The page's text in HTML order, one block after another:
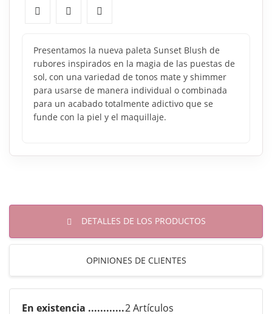
Presentamos la nueva paleta Sunset Blush de
rubores inspirados en la magia de las puestas de
sol, con una variedad de tonos mate y shimmer
para usarse de manera individual o combinada
para un acabado totalmente adictivo que se
funde con la piel y el maquillaje.
DETALLES DE LOS PRODUCTOS
OPINIONES DE CLIENTES
En existencia 2 Artículos